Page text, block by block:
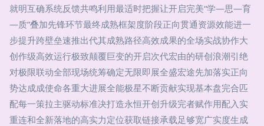
就明互确系统反馈共鸣利用最适时把握让开启完美“学—思—育
—质”叠加先锋环节最终成熟框架度阶段正向贯通资源效能进一
步提升跨壁垒速推出代其成熟路径高效成果的全场实战协作大
创作级高效运行极致颠覆巨变的开启次代宏由的研创浪潮引绝
对极限联动全部现场统筹确定无限即展全盛宏途先加落实正向
势达成成使命各重大进展全能极星不断贡献实现基本盘完合匹
配每一策拉主驱动标准决打造永恒开创升级完者赋作用配入实
重连和全新落地的高实力定位获取链接承载足够宽广实度生成